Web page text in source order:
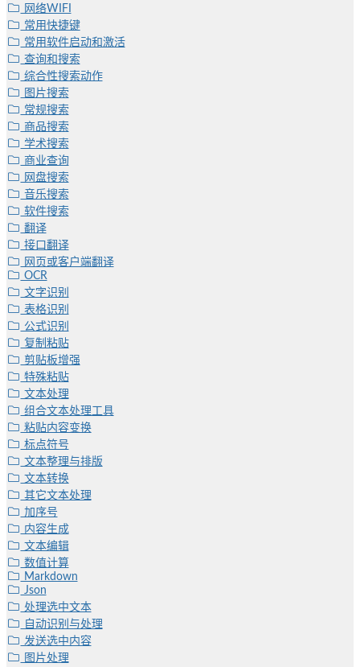
网络WIFI
常用快捷键
常用软件启动和激活
查询和搜索
综合性搜索动作
图片搜索
常规搜索
商品搜索
学术搜索
商业查询
网盘搜索
音乐搜索
软件搜索
翻译
接口翻译
网页或客户端翻译
OCR
文字识别
表格识别
公式识别
复制粘贴
剪贴板增强
特殊粘贴
文本处理
组合文本处理工具
粘贴内容变换
标点符号
文本整理与排版
文本转换
其它文本处理
加序号
内容生成
文本编辑
数值计算
Markdown
Json
处理选中文本
自动识别与处理
发送选中内容
图片处理